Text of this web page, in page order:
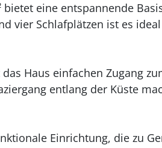
eine entspannende
vier Schlafplätzen ist es
Haus einfachen Zugang
entlang der Küste
Einrichtung, die zu